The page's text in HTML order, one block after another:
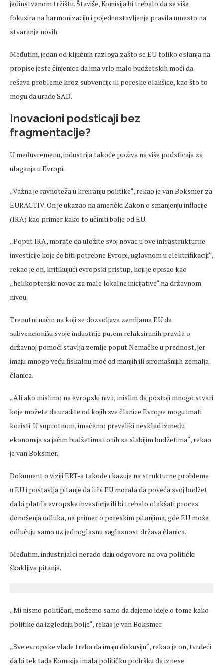
jedinstvenom tržištu. Štaviše, Komisija bi trebalo da se više
fokusira na harmonizaciju i pojednostavljenje pravila umesto na
stvaranje novih.
Međutim, jedan od ključnih razloga zašto se EU toliko oslanja na
propise jeste činjenica da ima vrlo malo budžetskih moći da
rešava probleme kroz subvencije ili poreske olakšice, kao što to
mogu da urade SAD.
Inovacioni podsticaji bez
fragmentacije?
U međuvremenu, industrija takođe poziva na više podsticaja za
ulaganja u Evropi.
„Važna je ravnoteža u kreiranju politike“, rekao je van Boksmer za
EURACTIV. On je ukazao na američki Zakon o smanjenju inflacije
(IRA) kao primer kako to učiniti bolje od EU.
„Poput IRA, morate da uložite svoj novac u ove infrastrukturne
investicije koje će biti potrebne Evropi, uglavnom u elektrifikaciji“,
rekao je on, kritikujući evropski pristup, koji je opisao kao
„helikopterski novac za male lokalne inicijative“ na državnom
nivou.
Trenutni način na koji se dozvoljava zemljama EU da
subvencionišu svoje industrije putem relaksiranih pravila o
državnoj pomoći stavlja zemlje poput Nemačke u prednost, jer
imaju mnogo veću fiskalnu moć od manjih ili siromašnijih zemalja
članica.
„Ali ako mislimo na evropski nivo, mislim da postoji mnogo stvari
koje možete da uradite od kojih sve članice Evrope mogu imati
koristi. U suprotnom, imaćemo preveliki nesklad između
ekonomija sa jačim budžetima i onih sa slabijim budžetima“, rekao
je van Boksmer.
Dokument o viziji ERT-a takođe ukazuje na strukturne probleme
u EU i postavlja pitanje da li bi EU morala da poveća svoj budžet
da bi platila evropske investicije ili bi trebalo olakšati proces
donošenja odluka, na primer o poreskim pitanjima, gde EU može
odlučuju samo uz jednoglasnu saglasnost država članica.
Međutim, industrijalci nerado daju odgovore na ova politički
škakljiva pitanja.
„Mi nismo političari, možemo samo da dajemo ideje o tome kako
politike da izgledaju bolje“, rekao je van Boksmer.
„Sve evropske vlade treba da imaju diskusiju“, rekao je on, tvrdeći
da bi tek tada Komisija imala političku podršku da iznese